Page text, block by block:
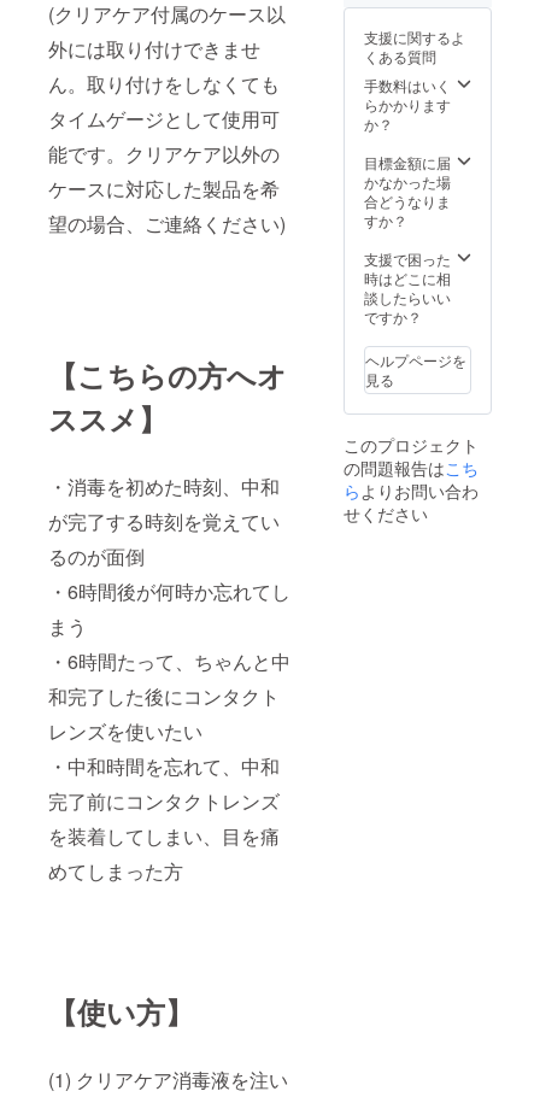
(クリアケア付属のケース以
外には取り付けできませ
ん。取り付けをしなくても
タイムゲージとして使用可
能です。クリアケア以外の
ケースに対応した製品を希
望の場合、ご連絡ください)
【こちらの方へオ
ススメ】
・消毒を初めた時刻、中和
が完了する時刻を覚えてい
るのが面倒
・6時間後が何時か忘れてし
まう
・6時間たって、ちゃんと中
和完了した後にコンタクト
レンズを使いたい
・中和時間を忘れて、中和
完了前にコンタクトレンズ
を装着してしまい、目を痛
めてしまった方
【使い方】
(1) クリアケア消毒液を注い
支援に関するよ
くある質問
手数料はいく
らかかります
か？
目標金額に届
かなかった場
合どうなりま
すか？
支援で困った
時はどこに相
談したらいい
ですか？
ヘルプページを
見る
このプロジェクト
の問題報告はこち
らよりお問い合わ
せください